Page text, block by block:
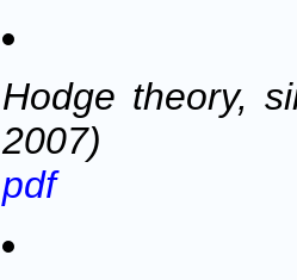
Hodge theory,
2007)
pdf